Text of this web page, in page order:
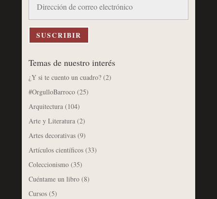
correo
electrónico
SUSCRIBIR
Temas de nuestro interés
¿Y si te cuento un cuadro?(2)
#OrgulloBarroco(25)
Arquitectura(104)
Arte y Literatura(2)
Artes decorativas(9)
Artículos científicos(33)
Coleccionismo(35)
Cuéntame un libro(8)
Cursos(5)